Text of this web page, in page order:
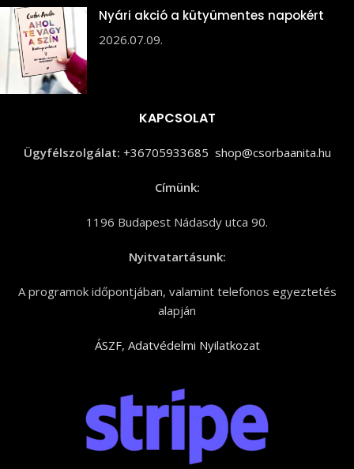
Nyári akció a kütyümentes napokért
2026.07.09.
KAPCSOLAT
Ügyfélszolgálat: +36705933685 shop@csorbaanita.hu
Címünk:
1196 Budapest Nádasdy utca 90.
Nyitvatartásunk:
A programok időpontjában, valamint telefonos egyeztetés
alapján
ÁSZF, Adatvédelmi Nyilatkozat